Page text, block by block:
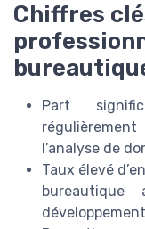
Chiffres
Part
l’analyse de
Taux élevé